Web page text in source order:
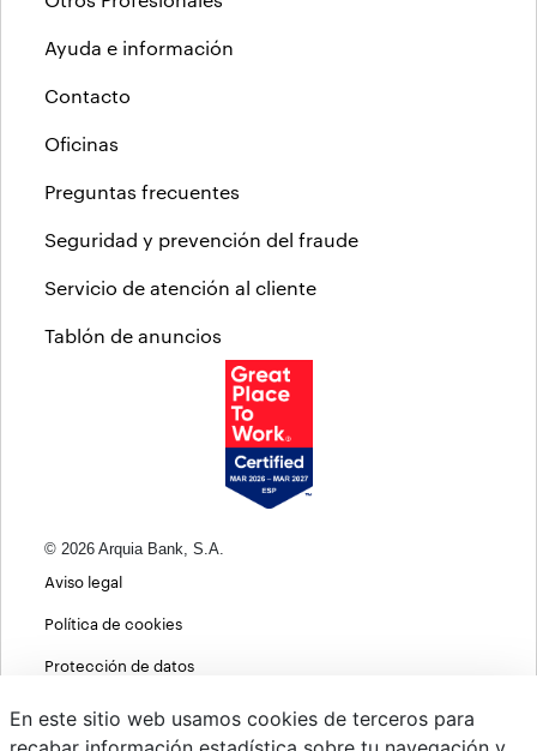
Ayuda e información
Contacto
Oficinas
Preguntas frecuentes
Seguridad y prevención del fraude
Servicio de atención al cliente
Tablón de anuncios
© 2026 Arquia Bank, S.A.
Aviso legal
Política de cookies
Protección de datos
Política de privacidad web
En este sitio web usamos cookies de terceros para